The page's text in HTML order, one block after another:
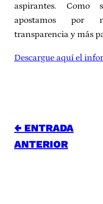
aspirantes. Como
apostamos por
transparencia y más
Descargue aquí el
← ENTRADA
ANTERIOR